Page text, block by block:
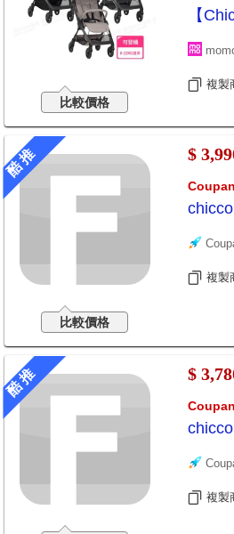
比較價格
【
複製
酷 推
比較價格
$
複製
酷 推 $
複製